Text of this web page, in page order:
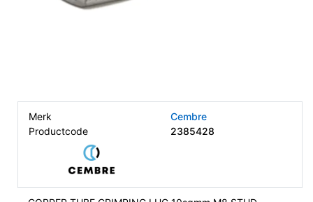
Merk
Cembre
Productcode
2385428